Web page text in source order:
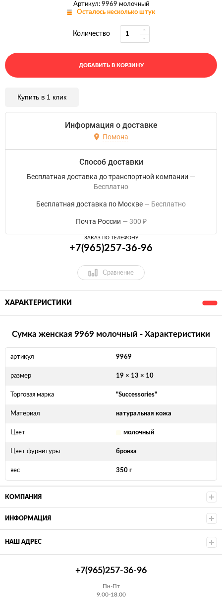
Артикул: 9969 молочный
Осталось несколько штук
Количество
ДОБАВИТЬ В КОРЗИНУ
Купить в 1 клик
Информация о доставке
Помона
Способ доставки
Бесплатная доставка до транспортной компании
Бесплатно
Бесплатная доставка по Москве Бесплатно
Почта России 300 ₽
ЗАКАЗ ПО ТЕЛЕФОНУ
+7(965)257-36-96
Сравнение
ХАРАКТЕРИСТИКИ
Сумка женская 9969 молочный - Характеристики
артикул 9969
размер 19 × 13 × 10
Торговая марка "Successories"
Материал натуральная кожа
Цвет молочный
Цвет фурнитуры бронза
вес 350 г
КОМПАНИЯ
ИНФОРМАЦИЯ
НАШ АДРЕС
+7(965)257-36-96
Пн-Пт
9.00-18.00